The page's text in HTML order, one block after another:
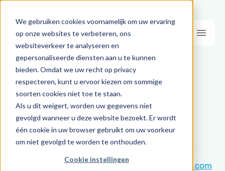
We gebruiken cookies voornamelijk om uw ervaring
op onze websites te verbeteren, ons
websiteverkeer te analyseren en
gepersonaliseerde diensten aan u te kunnen
bieden. Omdat we uw recht op privacy
respecteren, kunt u ervoor kiezen om sommige
soorten cookies niet toe te staan.
Als u dit weigert, worden uw gegevens niet
gevolgd wanneer u deze website bezoekt. Er wordt
één cookie in uw browser gebruikt om uw voorkeur
om niet gevolgd te worden te onthouden.
Cookie instellingen
Contact
Bewoners
Stuur een e-mail naarsupport@areaofpeople.com